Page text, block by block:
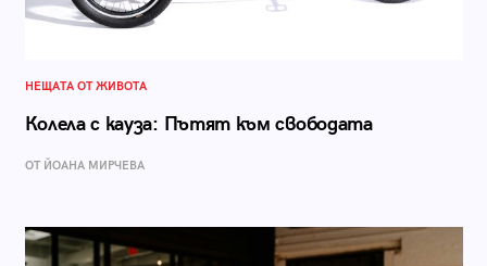
НЕЩАТА ОТ ЖИВОТА
Колела с кауза: Пътят към свободата
ОТ ЙОАНА МИРЧЕВА